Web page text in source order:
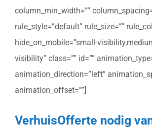
column_min_width=””
rule_style=”default” rule_size=””
hide_on_mobile=”small-
visibility” class=”” id=””
animation_direction=”left”
animation_offset=””]
VerhuisOfferte nodig